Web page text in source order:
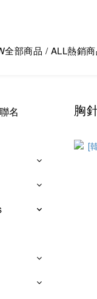
全部商品 / ALL熱銷
名
胸